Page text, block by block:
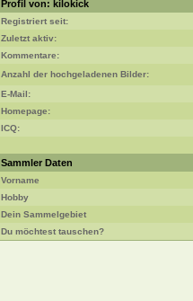
Profil von: kilokick
Registriert seit:
Zuletzt aktiv:
Kommentare:
Anzahl der hochgeladenen Bilder:
E-Mail:
Homepage:
ICQ:
Sammler Daten
Vorname
Hobby
Dein Sammelgebiet
Du möchtest tauschen?